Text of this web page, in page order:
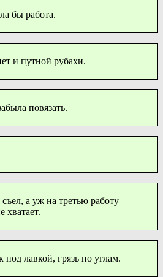
бы работа.
и путной рубахи.
повязать.
а уж на третью работу —
хватает.
лавкой, грязь по углам.